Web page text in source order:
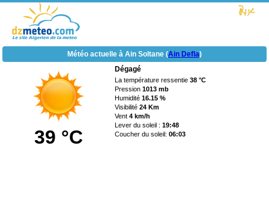
Météo actuelle à Ain Soltane (Ain Defla)
39 °C
Dégagé
La température ressentie38 °C
Pression1013 mb
Humidité16.15 %
Visibilité24 Km
Vent4 km/h
Lever du soleil :19:48
Coucher du soleil:06:03